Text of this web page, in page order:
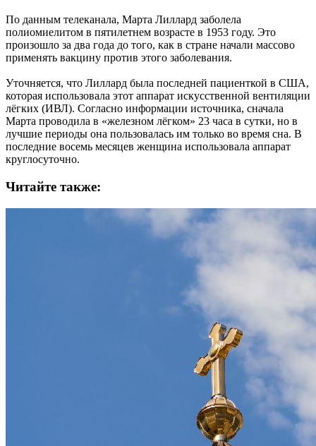
По данным телеканала, Марта Лиллард заболела
полиомиелитом в пятилетнем возрасте в 1953 году. Это
произошло за два года до того, как в стране начали массово
применять вакцину против этого заболевания.
Уточняется, что Лиллард была последней пациенткой в США,
которая использовала этот аппарат искусственной вентиляции
лёгких (ИВЛ). Согласно информации источника, сначала
Марта проводила в «железном лёгком» 23 часа в сутки, но в
лучшие периоды она пользовалась им только во время сна. В
последние восемь месяцев женщина использовала аппарат
круглосуточно.
Читайте также: